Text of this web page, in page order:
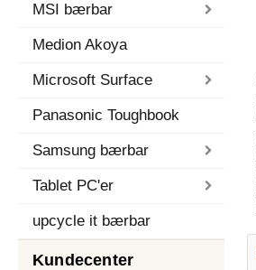
MSI bærbar
Medion Akoya
Microsoft Surface
Panasonic Toughbook
Samsung bærbar
Tablet PC'er
upcycle it bærbar
Kundecenter